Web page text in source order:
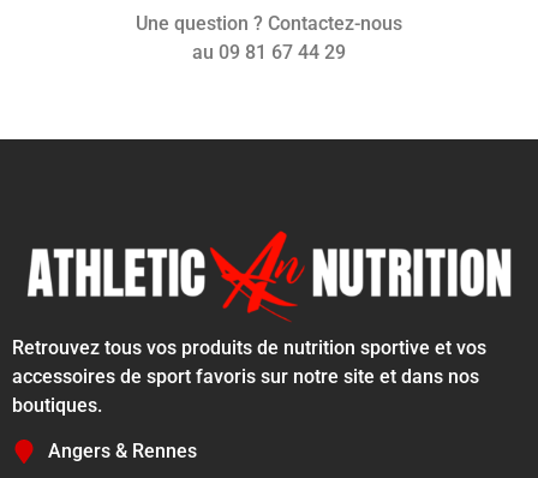
Une question ? Contactez-nous
au 09 81 67 44 29
Retrouvez tous vos produits de nutrition sportive et vos
accessoires de sport favoris sur notre site et dans nos
boutiques.
Angers & Rennes